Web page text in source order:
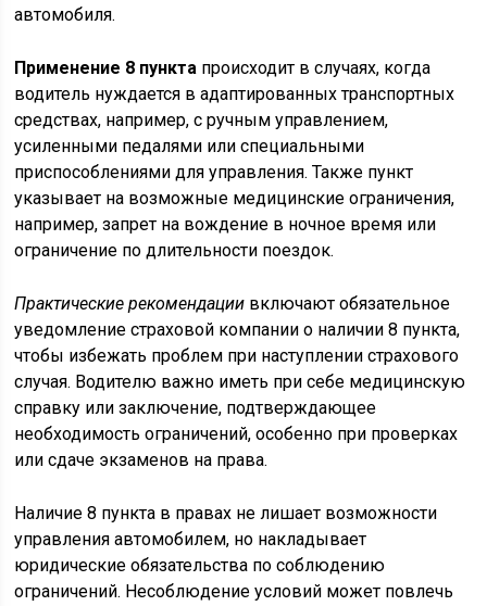
автомобиля.
Применение 8 пункта происходит в случаях, когда
водитель нуждается в адаптированных транспортных
средствах, например, с ручным управлением,
усиленными педалями или специальными
приспособлениями для управления. Также пункт
указывает на возможные медицинские ограничения,
например, запрет на вождение в ночное время или
ограничение по длительности поездок.
Практические рекомендации включают обязательное
уведомление страховой компании о наличии 8 пункта,
чтобы избежать проблем при наступлении страхового
случая. Водителю важно иметь при себе медицинскую
справку или заключение, подтверждающее
необходимость ограничений, особенно при проверках
или сдаче экзаменов на права.
Наличие 8 пункта в правах не лишает возможности
управления автомобилем, но накладывает
юридические обязательства по соблюдению
ограничений. Несоблюдение условий может повлечь